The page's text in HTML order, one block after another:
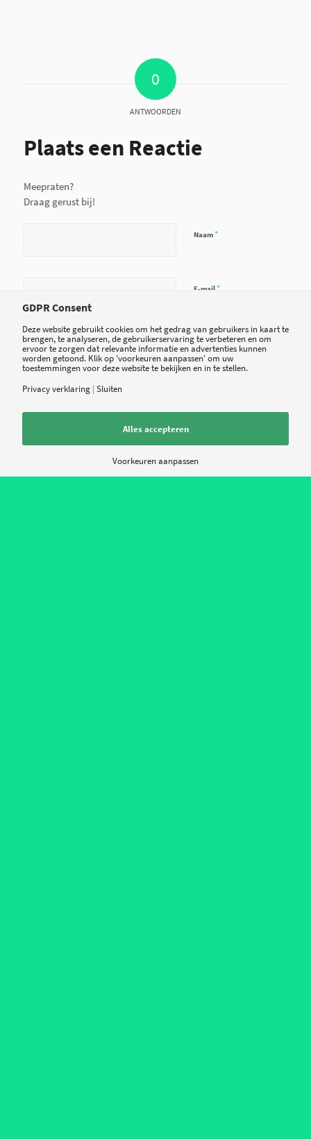
0
ANTWOORDEN
Plaats een Reactie
Meepraten?
Draag gerust bij!
Naam*
E-mail*
Site
Mijn naam, e-mail en site opslaan in deze browser voor de volgende keer
GDPR Consent
Deze website gebruikt cookies om het gedrag van gebruikers in kaart te
brengen, te analyseren, de gebruikerservaring te verbeteren en om
ervoor te zorgen dat relevante informatie en advertenties kunnen
worden getoond. Klik op 'voorkeuren aanpassen' om uw
toestemmingen voor deze website te bekijken en in te stellen.
Privacy verklaring | Sluiten
Alles accepteren
Voorkeuren aanpassen